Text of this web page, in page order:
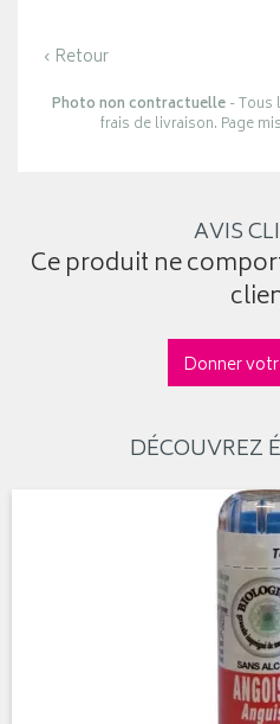
‹ Retour
Photo non contractuelle- Tous
frais de livraison. Page
AVIS
Ce produit ne
Donner
DÉCOUVREZ